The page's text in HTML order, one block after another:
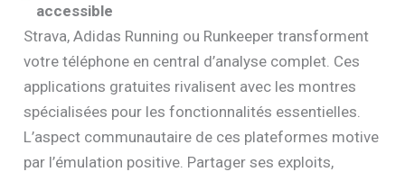
accessible
Strava, Adidas Running ou Runkeeper transforment
votre téléphone en central d’analyse complet. Ces
applications gratuites rivalisent avec les montres
spécialisées pour les fonctionnalités essentielles.
L’aspect communautaire de ces plateformes motive
par l’émulation positive. Partager ses exploits,